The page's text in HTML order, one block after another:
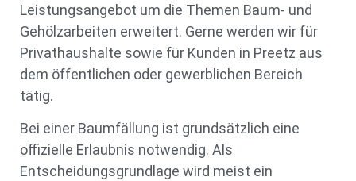
Leistungsangebot um die Themen Baum- und
Gehölzarbeiten erweitert. Gerne werden wir für
Privathaushalte sowie für Kunden in Preetz aus
dem öffentlichen oder gewerblichen Bereich
tätig.
Bei einer Baumfällung ist grundsätzlich eine
offizielle Erlaubnis notwendig. Als
Entscheidungsgrundlage wird meist ein